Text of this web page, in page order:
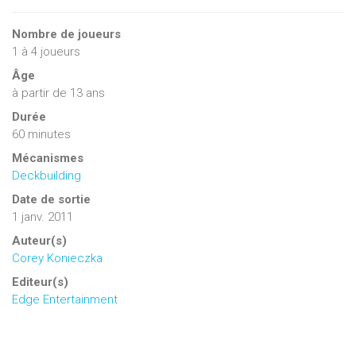
Nombre de joueurs
1 à 4 joueurs
Âge
à partir de 13 ans
Durée
60 minutes
Mécanismes
Deckbuilding
Date de sortie
1 janv. 2011
Auteur(s)
Corey Konieczka
Editeur(s)
Edge Entertainment